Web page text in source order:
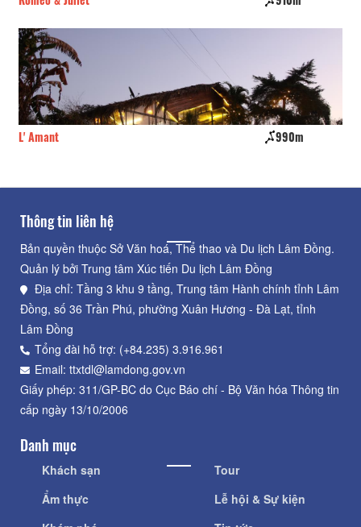
L' Amant 990m
Thông tin liên hệ
Bản quyền thuộc Sở Văn hoá, Thể thao và Du lịch Lâm Đồng.
Quản lý bởi Trung tâm Xúc tiến Du lịch Lâm Đồng
Địa chỉ: Tầng 3 khu 9 tầng, Trung tâm Hành chính tỉnh Lâm
Đồng, số 36 Trần Phú, phường Xuân Hương - Đà Lạt, tỉnh
Lâm Đồng
Tổng đài hỗ trợ: (+84.235) 3.916.961
Email: ttxtdl@lamdong.gov.vn
Giấy phép: 311/GP-BC do Cục Báo chí - Bộ Văn hóa Thông tin
cấp ngày 13/10/2006
Danh mục
Khách sạn
Ẩm thực
Tour
Lễ hội & Sự kiện